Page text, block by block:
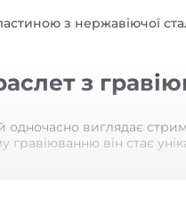
з нержавіючої
з
одночасно виглядає
гравіюванню він стає